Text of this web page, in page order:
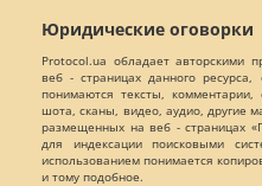
Юридические оговорки
Protocol.ua обладает авторскими
веб - страницах данного
понимаются тексты, комментарии,
шота, сканы, видео, аудио, другие
размещенных на веб - страницах
для индексации поисковыми
использованием понимается
и тому подобное.